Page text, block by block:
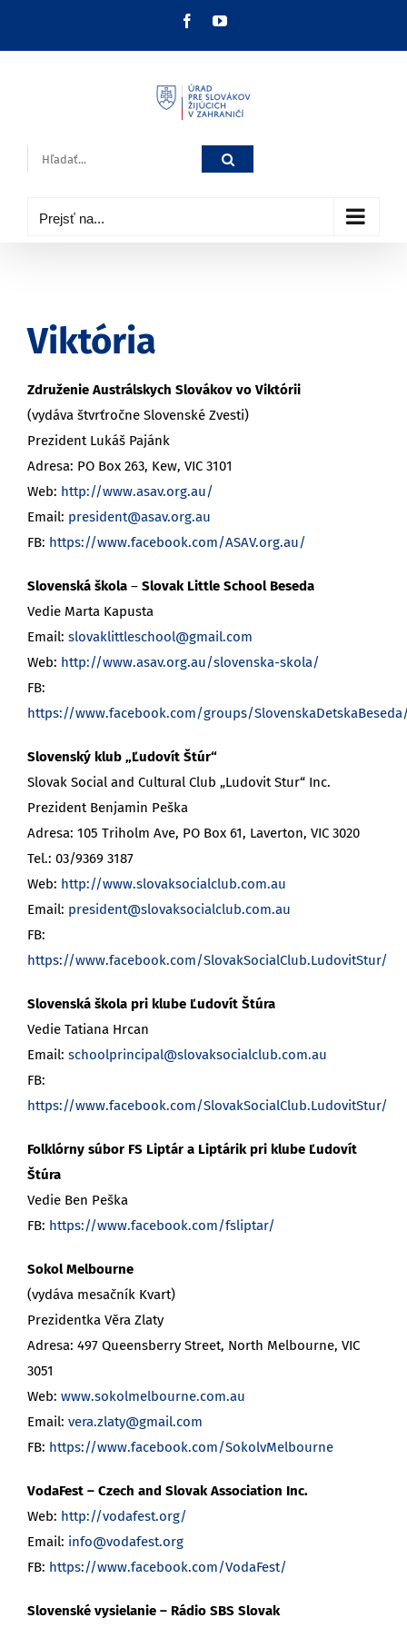
FacebookYouTube
Hľadať:
Prejsť na...
Viktória
Združenie Austrálskych Slovákov vo Viktórii
(vydáva štvrťročne Slovenské Zvesti)
Prezident Lukáš Pajánk
Adresa: PO Box 263, Kew, VIC 3101
Web: http://www.asav.org.au/
Email: president@asav.org.au
FB: https://www.facebook.com/ASAV.org.au/
Slovenská škola – Slovak Little School Beseda
Vedie Marta Kapusta
Email: slovaklittleschool@gmail.com
Web: http://www.asav.org.au/slovenska-skola/
FB:
https://www.facebook.com/groups/
Slovenský klub „Ľudovít Štúr“
Slovak Social and Cultural Club „Ludovit Stur“ Inc.
Prezident Benjamin Peška
Adresa: 105 Triholm Ave, PO Box 61, Laverton, VIC 3020
Tel.: 03/9369 3187
Web: http://www.slovaksocialclub.com.au
Email: president@slovaksocialclub.com.au
FB:
https://www.facebook.com/SlovakSocialClub.LudovitStur/
Slovenská škola pri klube Ľudovít Štúra
Vedie Tatiana Hrcan
Email: schoolprincipal@slovaksocialclub.com.au
FB:
https://www.facebook.com/SlovakSocialClub.LudovitStur/
Folklórny súbor FS Liptár a Liptárik pri klube Ľudovít
Štúra
Vedie Ben Peška
FB: https://www.facebook.com/fsliptar/
Sokol Melbourne
(vydáva mesačník Kvart)
Prezidentka Věra Zlaty
Adresa: 497 Queensberry Street, North Melbourne, VIC
3051
Web: www.sokolmelbourne.com.au
Email: vera.zlaty@gmail.com
FB: https://www.facebook.com/SokolvMelbourne
VodaFest – Czech and Slovak Association Inc.
Web: http://vodafest.org/
Email: info@vodafest.org
FB: https://www.facebook.com/VodaFest/
Slovenské vysielanie – Rádio SBS Slovak